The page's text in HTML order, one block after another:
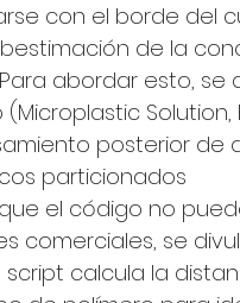
con el borde del
de la
abordar esto, se
Solution,
posterior de
particionados
el código no
comerciales, se
script calcula la